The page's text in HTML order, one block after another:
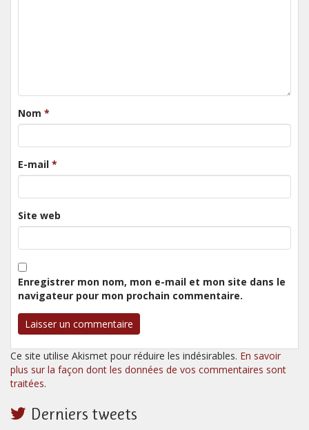
Nom *
E-mail *
Site web
Enregistrer mon nom, mon e-mail et mon site dans le
navigateur pour mon prochain commentaire.
Ce site utilise Akismet pour réduire les indésirables. En savoir
plus sur la façon dont les données de vos commentaires sont
traitées.
Derniers tweets